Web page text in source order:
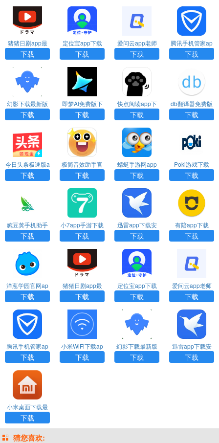
猪猪日剧app最
新版本下载
下载
定位宝app下载
下载
爱问云app老师
端下载
下载
腾讯手机管家ap
p下载安装
下载
幻影下载最新版
官方
下载
即梦AI免费版下
载安卓
下载
快点阅读app下
载安装
下载
db翻译器免费版
下载
下载
今日头条极速版a
pp下载
下载
极简音效助手官
方下载
下载
蜻蜓手游网app
下载安装
下载
Poki游戏下载
下载
豌豆荚手机助手
下载
下载
小7app手游下载
下载
迅雷app下载安
装
下载
有陪app下载
下载
洋葱学园官网ap
p下载
下载
猪猪日剧app最
新版本下载
下载
定位宝app下载
下载
爱问云app老师
端下载
下载
腾讯手机管家ap
p下载安装
下载
小米WiFi下载ap
p官方版
下载
幻影下载最新版
官方
下载
迅雷app下载安
装
下载
小米桌面下载最
新版
下载
猜您喜欢: